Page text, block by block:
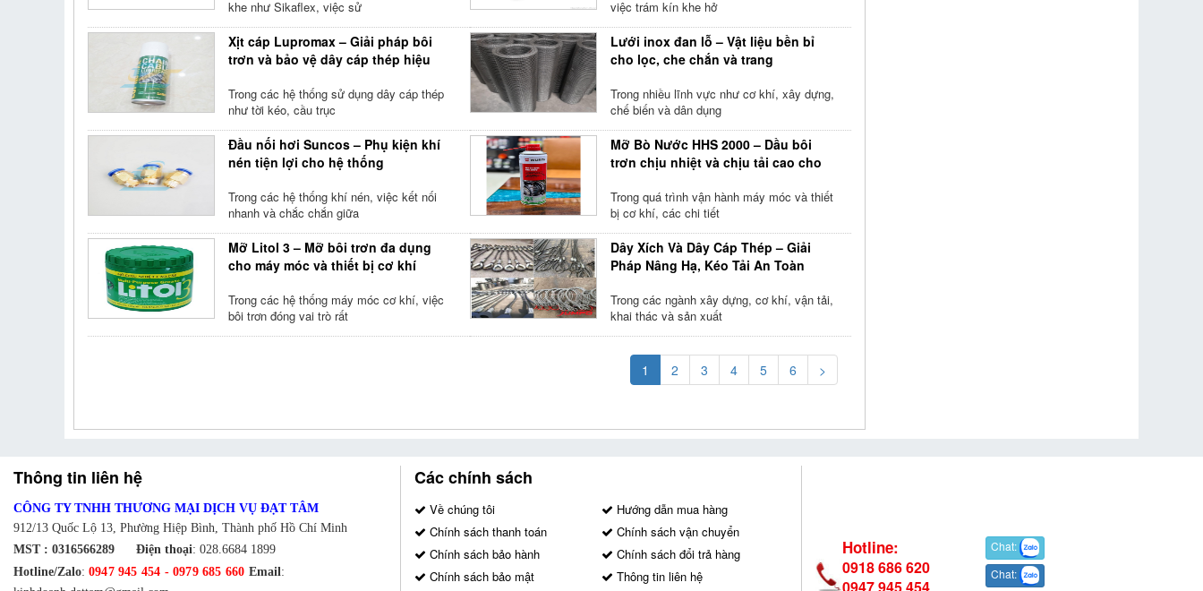
khe như Sikaflex, việc sử
việc trám kín khe hở
Xịt cáp Lupromax – Giải pháp bôi
trơn và bảo vệ dây cáp thép hiệu
Trong các hệ thống sử dụng dây cáp thép
như tời kéo, cầu trục
Lưới inox đan lỗ – Vật liệu bền bỉ
cho lọc, che chắn và trang
Trong nhiều lĩnh vực như cơ khí, xây dựng,
chế biến và dân dụng
Đầu nối hơi Suncos – Phụ kiện khí
nén tiện lợi cho hệ thống
Trong các hệ thống khí nén, việc kết nối
nhanh và chắc chắn giữa
Mỡ Bò Nước HHS 2000 – Dầu bôi
trơn chịu nhiệt và chịu tải cao cho
Trong quá trình vận hành máy móc và thiết
bị cơ khí, các chi tiết
Mỡ Litol 3 – Mỡ bôi trơn đa dụng
cho máy móc và thiết bị cơ khí
Trong các hệ thống máy móc cơ khí, việc
bôi trơn đóng vai trò rất
Dây Xích Và Dây Cáp Thép – Giải
Pháp Nâng Hạ, Kéo Tải An Toàn
Trong các ngành xây dựng, cơ khí, vận tải,
khai thác và sản xuất
1 2 3 4 5 6 >
Thông tin liên hệ
CÔNG TY TNHH THƯƠNG MẠI DỊCH VỤ ĐẠT TÂM
912/13 Quốc Lộ 13, Phường Hiệp Bình, Thành phố Hồ Chí Minh
MST : 0316566289 Điện thoại: 028.6684 1899
Hotline/Zalo: 0947 945 454 -0979 685 660 Email:
Các chính sách
Về chúng tôi
Hướng dẫn mua hàng
Chính sách thanh toán
Chính sách vận chuyển
Chính sách bảo hành
Chính sách đổi trả hàng
Chính sách bảo mật
Thông tin liên hệ
Hotline:
0918 686 620
Chat:
Chat: